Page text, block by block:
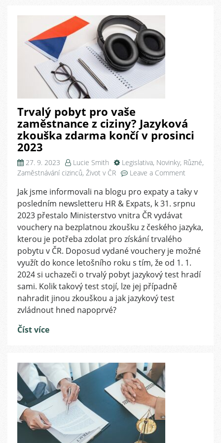
kariéře
Trvalý pobyt pro vaše
zaměstnance z ciziny? Jazyková
zkouška zdarma končí v prosinci
2023
27. 9. 2023 Lucie Smith Legislativa, Novinky, Různé,
Zaměstnávání cizinců, Život v ČR Leave a Comment
pobyt
pro
Jazyková
zkouška
zdarma
Jak jsme informovali na blogu pro expaty a taky v
posledním newsletteru HR & Expats, k 31. srpnu
2023 přestalo Ministerstvo vnitra ČR vydávat
vouchery na bezplatnou zkoušku z českého jazyka,
kterou je potřeba zdolat pro získání trvalého
pobytu v ČR. Doposud vydané vouchery je možné
využít do konce letošního roku s tím, že od 1. 1.
2024 si uchazeči o trvalý pobyt jazykový test hradí
sami. Kolik takový test stojí, lze jej případně
nahradit jinou zkouškou a jak jazykový test
zvládnout hned napoprvé?
Číst více